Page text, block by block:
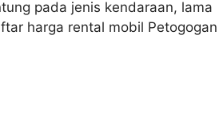
pada jenis kendaraan, lama
harga rental mobil Petogogan